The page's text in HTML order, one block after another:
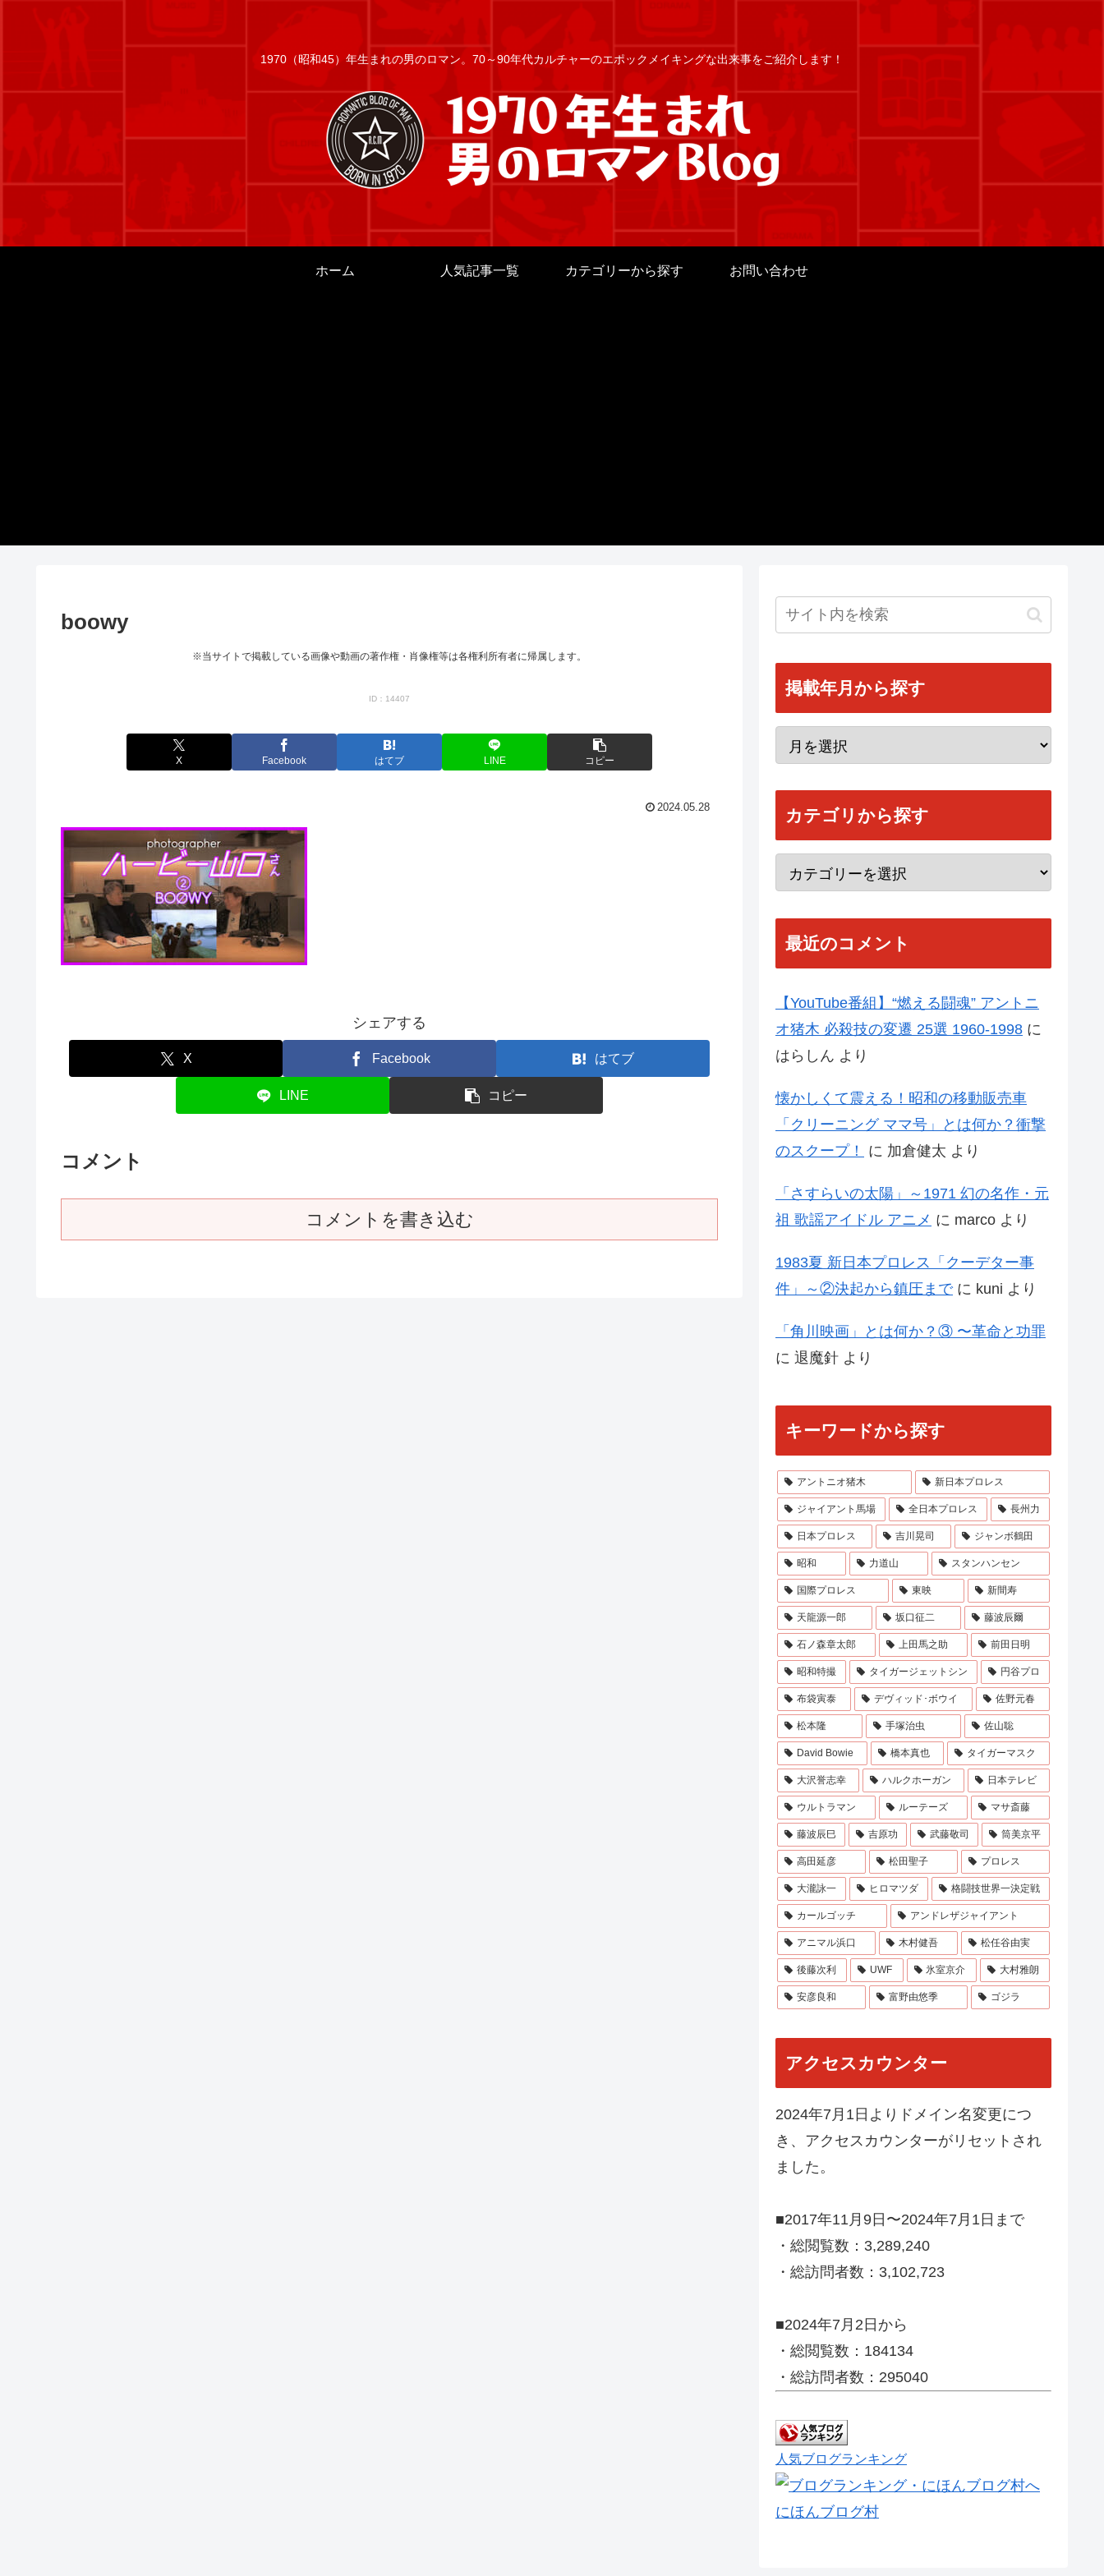
1970（昭和45）年生まれの男のロマン。70～90年代カルチャーのエポックメイキングな出来事をご紹介します！
ホーム 人気記事一覧 カテゴリーから探す お問い合わせ
boowy
※当サイトで掲載している画像や動画の著作権・肖像権等は各権利所有者に帰属します。
ID：14407
X Facebook はてブ LINE コピー
2024.05.28
シェアする
X Facebook はてブ
LINE コピー
コメント
コメントを書き込む
掲載年月から探す
カテゴリから探す
最近のコメント
【YouTube番組】“燃える闘魂” アントニ
オ猪木 必殺技の変遷 25選 1960-1998 に
はらしん より
懐かしくて震える！昭和の移動販売車
「クリーニング ママ号」とは何か？衝撃
のスクープ！
に 加倉健太 より
「さすらいの太陽」～1971 幻の名作・元
祖 歌謡アイドル アニメ に marco より
1983夏 新日本プロレス「クーデター事
件」～②決起から鎮圧までに kuni より
「角川映画」とは何か？③ 〜革命と功罪
に 退魔針 より
キーワードから探す
アントニオ猪木 新日本プロレス
ジャイアント馬場 全日本プロレス 長州力
日本プロレス 吉川晃司 ジャンボ鶴田
昭和 力道山 スタンハンセン
国際プロレス 東映 新間寿
天龍源一郎 坂口征二 藤波辰爾
石ノ森章太郎 上田馬之助 前田日明
昭和特撮 タイガージェットシン 円谷プロ
布袋寅泰 デヴィッド･ボウイ 佐野元春
松本隆 手塚治虫 佐山聡
David Bowie 橋本真也 タイガーマスク
大沢誉志幸 ハルクホーガン 日本テレビ
ウルトラマン ルーテーズ マサ斎藤
藤波辰巳 吉原功 武藤敬司 筒美京平
高田延彦 松田聖子 プロレス
大瀧詠一 ヒロマツダ 格闘技世界一決定戦
カールゴッチ アンドレザジャイアント
アニマル浜口 木村健吾 松任谷由実
後藤次利 UWF 氷室京介 大村雅朗
安彦良和 富野由悠季 ゴジラ
アクセスカウンター
2024年7月1日よりドメイン名変更につ
き、アクセスカウンターがリセットされ
ました。
■2017年11月9日〜2024年7月1日まで
・総閲覧数：3,289,240
・総訪問者数：3,102,723
■2024年7月2日から
・総閲覧数：184134
・総訪問者数：295040
人気ブログランキング
にほんブログ村